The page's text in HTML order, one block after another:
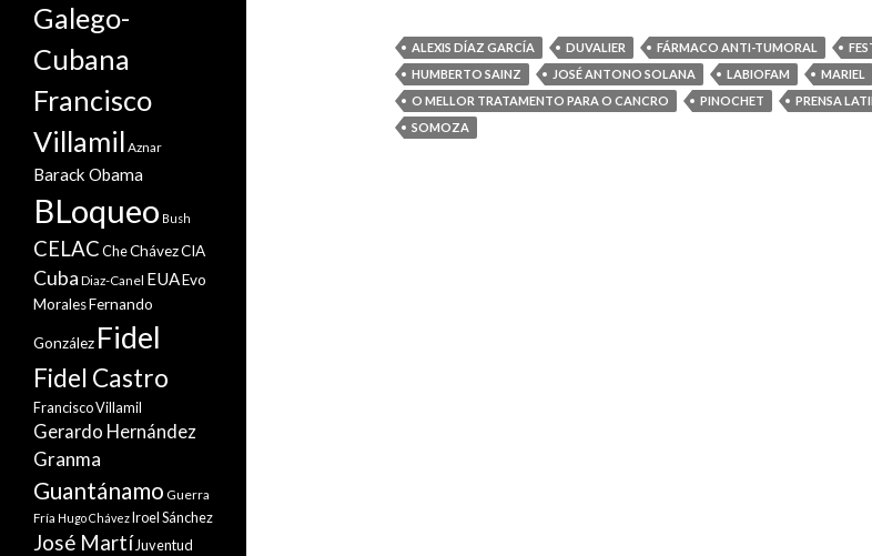
cubana
pode
revolucionar
ALEXIS DÍAZ GARCÍA DUVALIER FÁRMACO ANTI-TUMORAL
HUMBERTO SAINZ
JOSÉ ANTONO SOLANA LABIOFAM MARIEL
O MELLOR TRATAMENTO PARA O CANCRO
PINOCHET PRENSA
SOMOZA
Galego-
Cubana
Francisco
Villamil Aznar
Barack Obama
BLoqueo Bush
CELACCheChávezCIA
Cuba Diaz-Canel EUAEvo
MoralesFernando
González Fidel
Fidel Castro
Francisco Villamil
Gerardo Hernández
Granma
Guantánamo Guerra
Fría Hugo ChávezIroel Sánchez
José Martí Juventud